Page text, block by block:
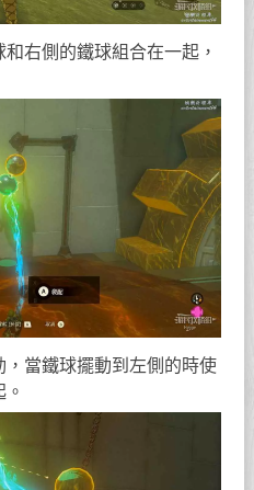
右側的鐵球組合在一起，
當鐵球擺動到左側的時使